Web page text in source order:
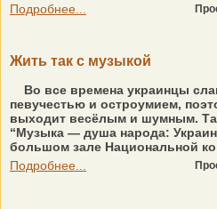
Подробнее...
Жить так с музыкой
Во все времена украинцы
певучестью и остроумием,
выходит весёлым и шумным.
“Музыка — душа народа:
большом зале Национальной
Подробнее...